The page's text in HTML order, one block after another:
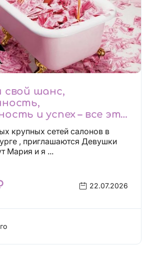
свой шанс,
и успех – все это
завтра, поспеши!
крупных сетей салонов в
, приглашаются Девушки
Мария и я ...
22.07.2026